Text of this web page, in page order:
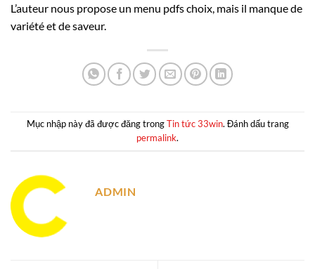
L’auteur nous propose un menu pdfs choix, mais il manque de
variété et de saveur.
Mục nhập này đã được đăng trongTin tức 33win. Đánh dấu trang
permalink.
ADMIN